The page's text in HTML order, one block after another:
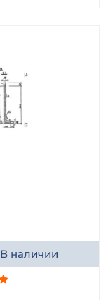
В наличии